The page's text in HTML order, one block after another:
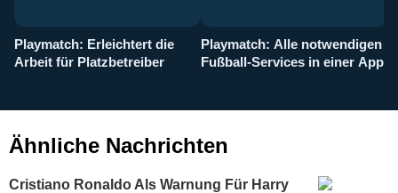
Playmatch: Erleichtert die
Arbeit für Platzbetreiber
Playmatch: Alle notwendigen
Fußball-Services in einer App
Ähnliche Nachrichten
Cristiano Ronaldo Als Warnung Für Harry